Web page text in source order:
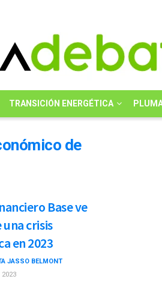
TRANSICIÓN ENERGÉTICA
de
Base ve
una crisis
en 2023
JASSO BELMONT
2023